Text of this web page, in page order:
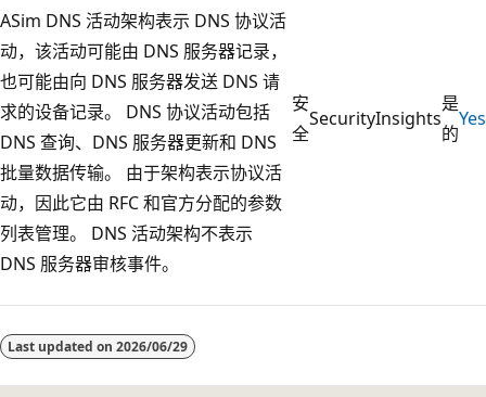
ASim DNS 活动架构表示 DNS 协议活
动，该活动可能由 DNS 服务器记录，
也可能由向 DNS 服务器发送 DNS 请
求的设备记录。 DNS 协议活动包括
DNS 查询、DNS 服务器更新和 DNS
批量数据传输。 由于架构表示协议活
动，因此它由 RFC 和官方分配的参数
列表管理。 DNS 活动架构不表示
DNS 服务器审核事件。
安
全
SecurityInsights
是
的
Yes
模
式
Last updated on 2026/06/29